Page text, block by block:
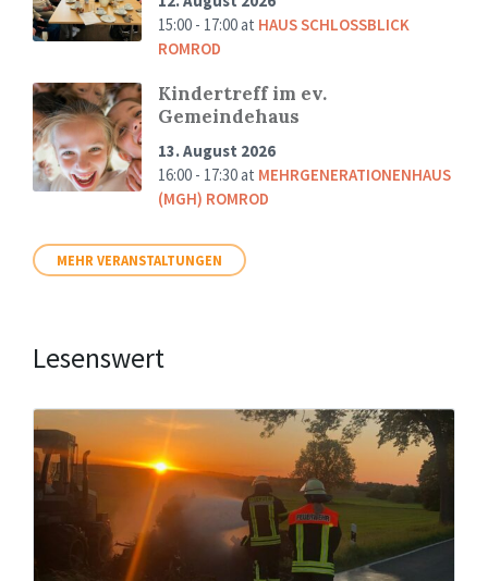
15:00 - 17:00at HAUS SCHLOSSBLICK
ROMROD
Kindertreff im ev.
Gemeindehaus
13. August 2026
16:00 - 17:30at MEHRGENERATIONENHAUS
(MGH) ROMROD
MEHR VERANSTALTUNGEN
Lesenswert